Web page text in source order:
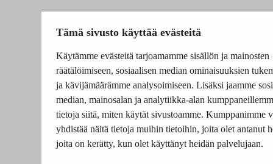
Tämä sivusto käyttää evästeitä
Käytämme evästeitä tarjoamamme sisällön ja mainosten
räätälöimiseen, sosiaalisen median ominaisuuksien
ja kävijämäärämme analysoimiseen. Lisäksi jaamme
median, mainosalan ja analytiikka-alan
tietoja siitä, miten käytät sivustoamme. Kumppanimme
yhdistää näitä tietoja muihin tietoihin, joita olet antanut
joita on kerätty, kun olet käyttänyt heidän palvelujaan.